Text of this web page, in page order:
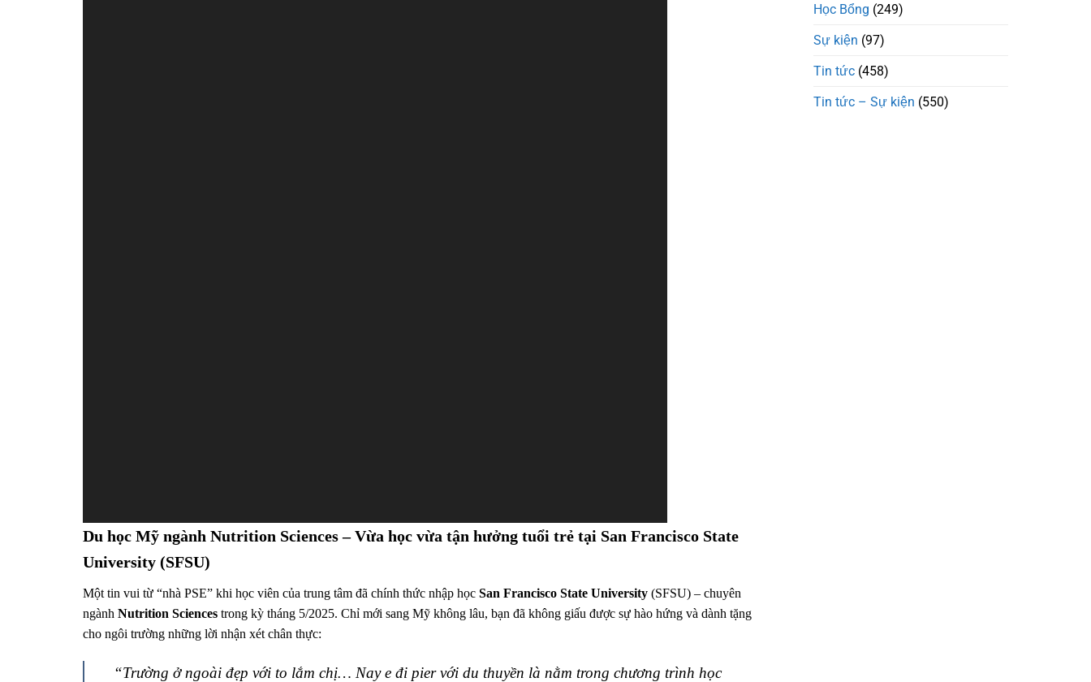
Du học Mỹ ngành Nutrition Sciences – Vừa học vừa tận hưởng tuổi trẻ tại San Francisco State
University (SFSU)
Một tin vui từ “nhà PSE” khi học viên của trung tâm đã chính thức nhập học San Francisco State University (SFSU) – chuyên
ngành Nutrition Sciences trong kỳ tháng 5/2025. Chỉ mới sang Mỹ không lâu, bạn đã không giấu được sự hào hứng và dành tặng
cho ngôi trường những lời nhận xét chân thực:
“Trường ở ngoài đẹp với to lắm chị… Nay e đi pier với du thuyền là nằm trong chương trình học
Học Bổng (249)
Sự kiện (97)
Tin tức (458)
Tin tức – Sự kiện (550)